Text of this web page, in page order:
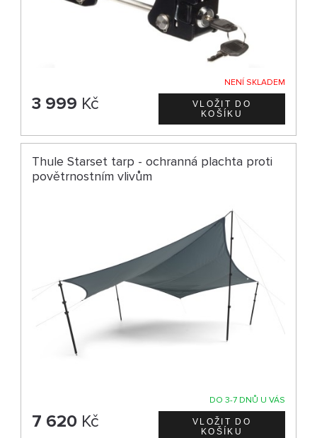
NENÍ SKLADEM
3 999 Kč
Thule Starset tarp - ochranná plachta proti
povětrnostním vlivům
DO 3-7 DNŮ U VÁS
7 620 Kč